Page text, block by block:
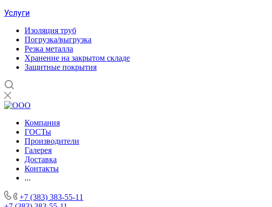
Услуги
Изоляция труб
Погрузка/выгрузка
Резка металла
Хранение на закрытом складе
Защитные покрытия
Компания
ГОСТы
Производители
Галерея
Доставка
Контакты
...
+7 (383) 383-55-11